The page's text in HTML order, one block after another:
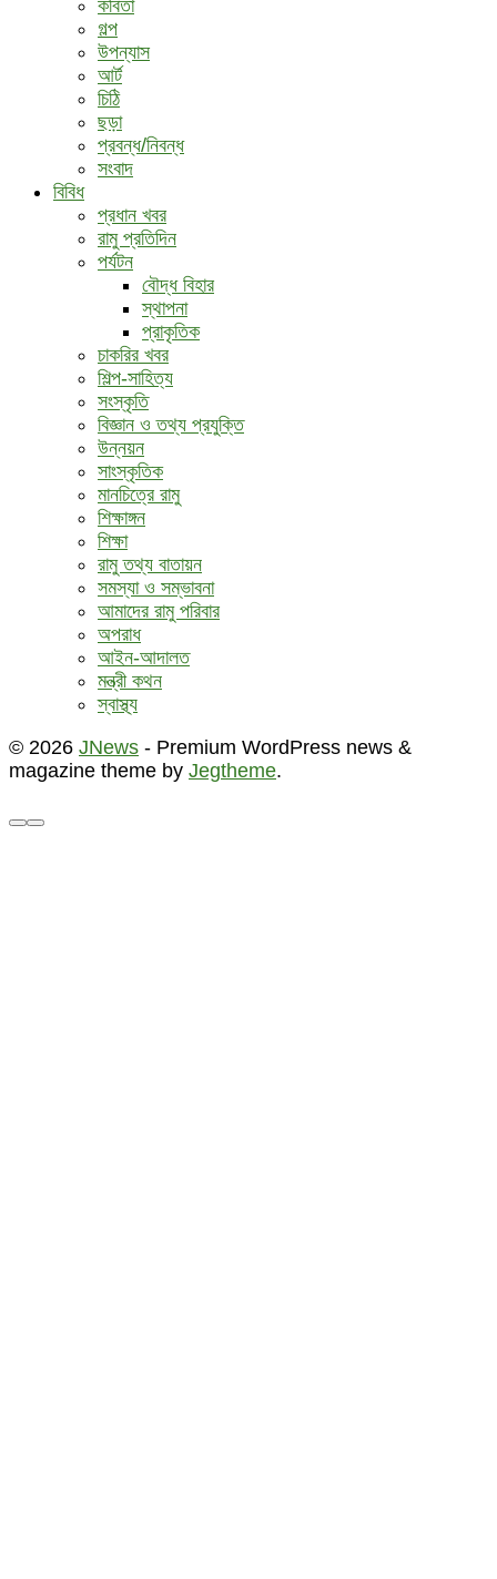
কবিতা
গল্প
উপন্যাস
আর্ট
চিঠি
ছড়া
প্রবন্ধ/নিবন্ধ
সংবাদ
বিবিধ
প্রধান খবর
রামু প্রতিদিন
পর্যটন
বৌদ্ধ ‍বিহার
স্থাপনা
প্রাকৃতিক
চাকরির খবর
শিল্প-সাহিত্য
সংস্কৃতি
বিজ্ঞান ও তথ্য প্রযুক্তি
উন্নয়ন
সাংস্কৃতিক
মানচিত্রে রামু
শিক্ষাঙ্গন
শিক্ষা
রামু তথ্য বাতায়ন
সমস্যা ও সম্ভাবনা
আমাদের রামু পরিবার
অপরাধ
আইন-আদালত
মন্ত্রী কথন
স্বাস্থ্য
© 2026 JNews - Premium WordPress news &
magazine theme by Jegtheme.